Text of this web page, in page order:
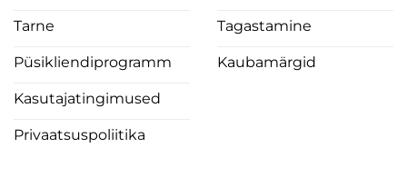
Tarne
Püsikliendiprogramm
Kasutajatingimused
Privaatsuspoliitika
Tagastamine
Kaubamärgid